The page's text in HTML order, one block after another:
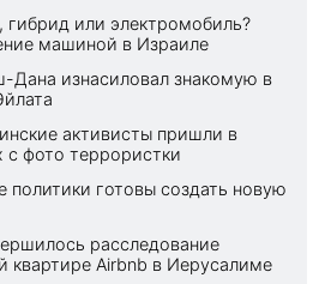
гибрид или электромобиль?
машиной в Израиле
Дана изнасиловал знакомую в
активисты пришли в
с фото террористки
политики готовы создать новую
расследование
квартире Airbnb в Иерусалиме